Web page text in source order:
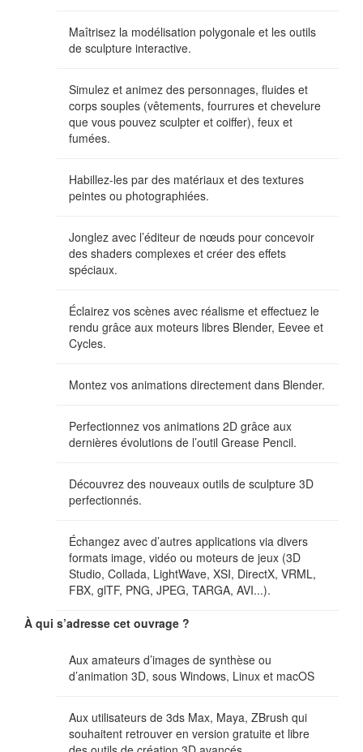
Maîtrisez la modélisation polygonale et les outils
de sculpture interactive.
Simulez et animez des personnages, fluides et
corps souples (vêtements, fourrures et chevelure
que vous pouvez sculpter et coiffer), feux et
fumées.
Habillez-les par des matériaux et des textures
peintes ou photographiées.
Jonglez avec l’éditeur de nœuds pour concevoir
des shaders complexes et créer des effets
spéciaux.
Éclairez vos scènes avec réalisme et effectuez le
rendu grâce aux moteurs libres Blender, Eevee et
Cycles.
Montez vos animations directement dans Blender.
Perfectionnez vos animations 2D grâce aux
dernières évolutions de l’outil Grease Pencil.
Découvrez des nouveaux outils de sculpture 3D
perfectionnés.
Échangez avec d’autres applications via divers
formats image, vidéo ou moteurs de jeux (3D
Studio, Collada, LightWave, XSI, DirectX, VRML,
FBX, glTF, PNG, JPEG, TARGA, AVI...).
À qui s’adresse cet ouvrage ?
Aux amateurs d’images de synthèse ou
d’animation 3D, sous Windows, Linux et macOS
Aux utilisateurs de 3ds Max, Maya, ZBrush qui
souhaitent retrouver en version gratuite et libre